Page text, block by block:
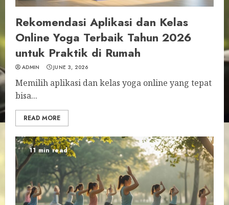
Rekomendasi Aplikasi dan Kelas
Online Yoga Terbaik Tahun 2026
untuk Praktik di Rumah
ADMIN JUNE 3, 2026
Memilih aplikasi dan kelas yoga online yang tepat
bisa...
READ MORE
11 min read